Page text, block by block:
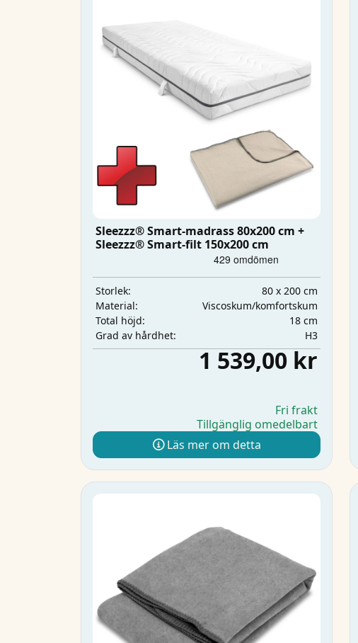
Sleezzz® Smart-madrass 80x200 cm +
Sleezzz® Smart-filt 150x200 cm
Storlek:
80 x 200 cm
Material:
Viscoskum/komfortskum
Total höjd:
18 cm
Grad av hårdhet:
H3
1 539,00 kr
Fri frakt
Tillgänglig omedelbart
Läs mer om detta